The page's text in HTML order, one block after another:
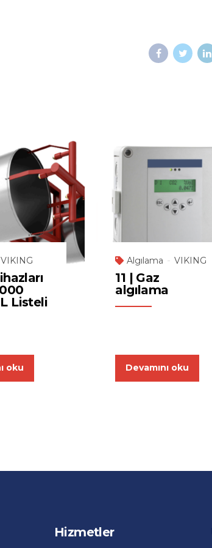
VIKING
Listeli
oku
Algılama VIKING
11 | Gaz
algılama
Devamını oku
Hizmetler